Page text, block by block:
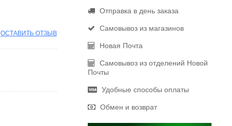
ОСТАВИТЬ ОТЗЫВ
Отправка в день заказа
Самовывоз из магазинов
Новая Почта
Самовывоз из отделений Новой
Почты
Удобные способы оплаты
Обмен и возврат